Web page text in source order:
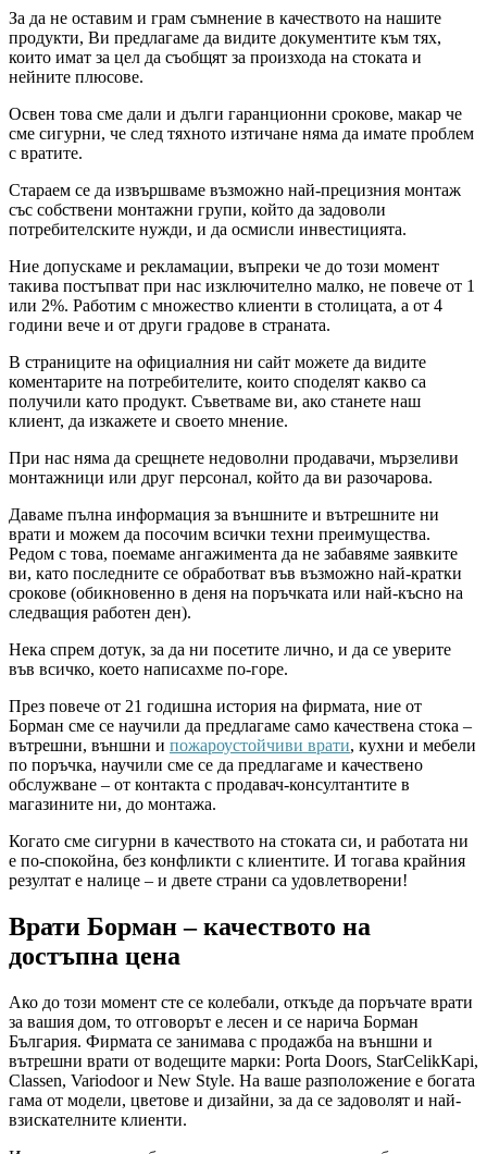
За да не оставим и грам съмнение в качеството на нашите
продукти, Ви предлагаме да видите документите към тях,
които имат за цел да съобщят за произхода на стоката и
нейните плюсове.
Освен това сме дали и дълги гаранционни срокове, макар че
сме сигурни, че след тяхното изтичане няма да имате проблем
с вратите.
Стараем се да извършваме възможно най-прецизния монтаж
със собствени монтажни групи, който да задоволи
потребителските нужди, и да осмисли инвестицията.
Ние допускаме и рекламации, въпреки че до този момент
такива постъпват при нас изключително малко, не повече от 1
или 2%. Работим с множество клиенти в столицата, а от 4
години вече и от други градове в страната.
В страниците на официалния ни сайт можете да видите
коментарите на потребителите, които споделят какво са
получили като продукт. Съветваме ви, ако станете наш
клиент, да изкажете и своето мнение.
При нас няма да срещнете недоволни продавачи, мързеливи
монтажници или друг персонал, който да ви разочарова.
Даваме пълна информация за външните и вътрешните ни
врати и можем да посочим всички техни преимущества.
Редом с това, поемаме ангажимента да не забавяме заявките
ви, като последните се обработват във възможно най-кратки
срокове (обикновенно в деня на поръчката или най-късно на
следващия работен ден).
Нека спрем дотук, за да ни посетите лично, и да се уверите
във всичко, което написахме по-горе.
През повече от 21 годишна история на фирмата, ние от
Борман сме се научили да предлагаме само качествена стока –
вътрешни, външни и пожароустойчиви врати, кухни и мебели
по поръчка, научили сме се да предлагаме и качествено
обслужване – от контакта с продавач-консултантите в
магазините ни, до монтажа.
Когато сме сигурни в качеството на стоката си, и работата ни
е по-спокойна, без конфликти с клиентите. И тогава крайния
резултат е налице – и двете страни са удовлетворени!
Врати Борман – качеството на
достъпна цена
Ако до този момент сте се колебали, откъде да поръчате врати
за вашия дом, то отговорът е лесен и се нарича Борман
България. Фирмата се занимава с продажба на външни и
вътрешни врати от водещите марки: Porta Doors, StarCelikKapi,
Classen, Variodoor и New Style. На ваше разположение е богата
гама от модели, цветове и дизайни, за да се задоволят и най-
взискателните клиенти.